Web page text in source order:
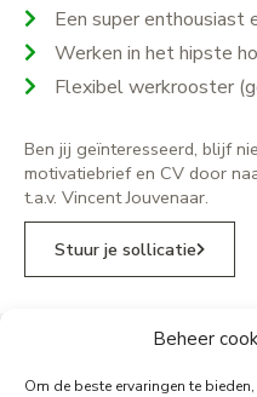
Beheer
Om de beste ervaringen te
Een super enthousiast
Werken in het hipste
Flexibel werkrooster
Ben jij geïnteresseerd, blijf
motivatiebrief en CV door
t.a.v. Vincent Jouvenaar.
Stuur je sollicatie
ibis Styles